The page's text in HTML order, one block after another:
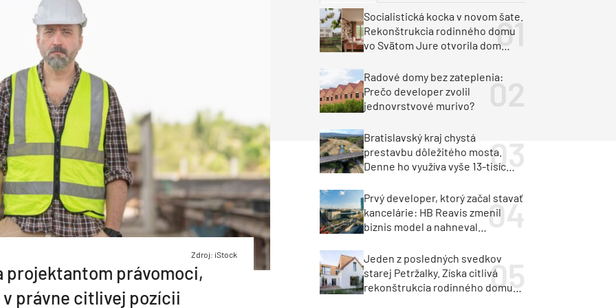
Interiérový dizajn
Inžinierske siete
Klimatizácia a vetranie
Stavebná technika
Bonusy Klubu ASB Manažérsky kurz Milan Murcka
Zdroj: iStock
projektantom právomoci,
právne citlivej pozícii
Socialistická kocka v novom šate.
Rekonštrukcia rodinného domu
vo Svätom Jure otvorila dom
Radové domy bez zateplenia:
Prečo developer zvolil
jednovrstvové murivo?
Bratislavský kraj chystá
prestavbu dôležitého mosta.
Denne ho využíva vyše 13-tisíc
Prvý developer, ktorý začal stavať
kancelárie: HB Reavis zmenil
biznis model a nahneval
Jeden z posledných svedkov
starej Petržalky. Získa citlivá
rekonštrukcia rodinného domu